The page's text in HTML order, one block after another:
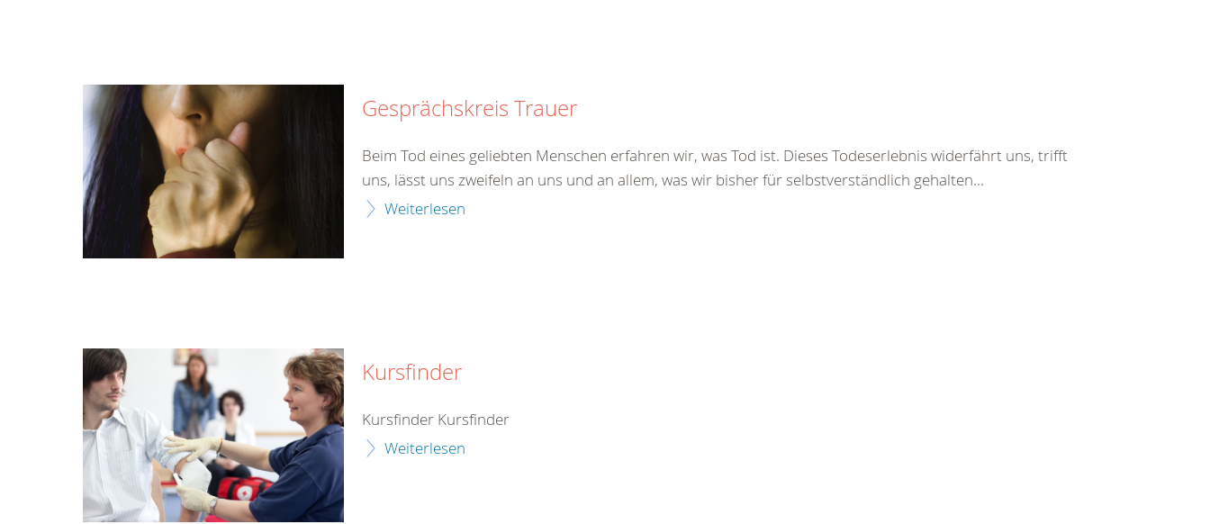
Gesprächskreis Trauer
Beim Tod eines geliebten Menschen erfahren wir, was Tod ist. Dieses Todeserlebnis widerfährt uns, trifft
uns, lässt uns zweifeln an uns und an allem, was wir bisher für selbstverständlich gehalten...
Weiterlesen
Kursfinder
Kursfinder Kursfinder
Weiterlesen